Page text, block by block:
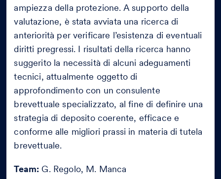
ampiezza della protezione. A supporto della
valutazione, è stata avviata una ricerca di
anteriorità per verificare l’esistenza di eventuali
diritti pregressi. I risultati della ricerca hanno
suggerito la necessità di alcuni adeguamenti
tecnici, attualmente oggetto di
approfondimento con un consulente
brevettuale specializzato, al fine di definire una
strategia di deposito coerente, efficace e
conforme alle migliori prassi in materia di tutela
brevettuale.
Team: G. Regolo, M. Manca